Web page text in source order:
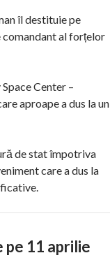
îl destituie pe
al forțelor
Center –
aproape a dus la un
de stat împotriva
care a dus la
pe 11 aprilie